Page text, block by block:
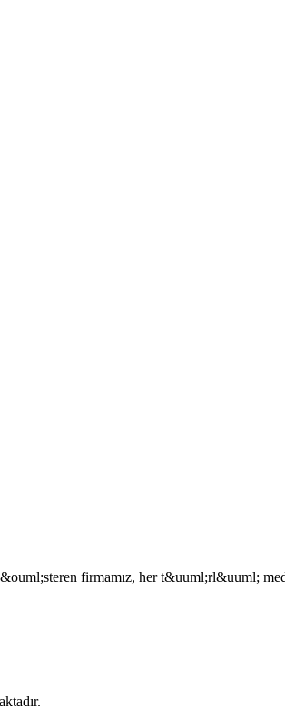
firmamız, her t&uuml;rl&uuml;